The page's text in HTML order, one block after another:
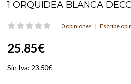
1 ORQUIDEA BLANCA
0 opiniones | Escribe
25.85€
Sin Iva: 23.50€